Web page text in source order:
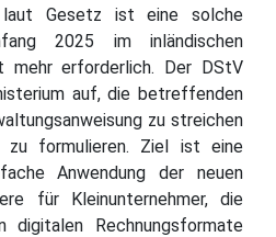
laut Gesetz ist eine solche
2025 im inländischen
mehr erforderlich. Der DStV
auf, die betreffenden
zu streichen
zu formulieren. Ziel ist eine
Anwendung der neuen
für Kleinunternehmer, die
digitalen Rechnungsformate